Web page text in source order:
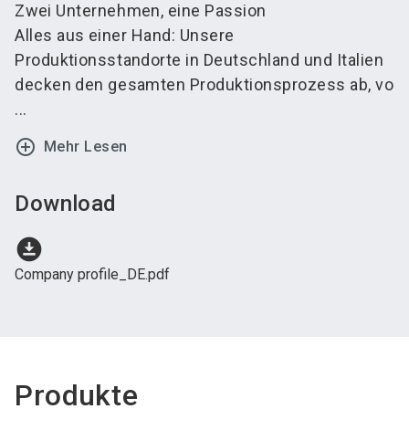
Zwei Unternehmen, eine Passion
Alles aus einer Hand: Unsere
Produktionsstandorte in Deutschland und Italien
decken den gesamten Produktionsprozess ab, vo
...
add_circle_outline Mehr Lesen
Download
download_for_offline
Company profile_DE.pdf
Produkte